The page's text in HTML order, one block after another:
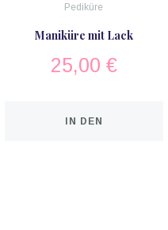
Pediküre
Maniküre mit Lack
25,00 €
IN DEN